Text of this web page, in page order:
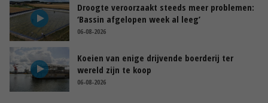
Droogte veroorzaakt steeds meer problemen:
‘Bassin afgelopen week al leeg’
06-08-2026
Koeien van enige drijvende boerderij ter
wereld zijn te koop
06-08-2026